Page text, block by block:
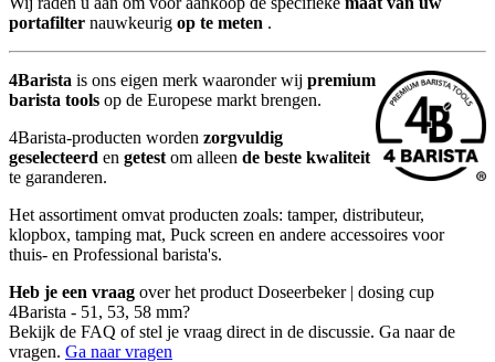
portafilter nauwkeurig op te meten .
4Barista is ons eigen merk waaronder wij premium
barista tools op de Europese markt brengen.
4Barista-producten worden zorgvuldig
geselecteerd en getest om alleen de beste kwaliteit
te garanderen.
Het assortiment omvat producten zoals: tamper, distributeur,
klopbox, tamping mat, Puck screen en andere accessoires voor
thuis- en Professional barista's.
Heb je een vraag over het product Doseerbeker | dosing cup
4Barista - 51, 53, 58 mm?
Bekijk de FAQ of stel je vraag direct in de discussie. Ga naar de
vragen. Ga naar vragen